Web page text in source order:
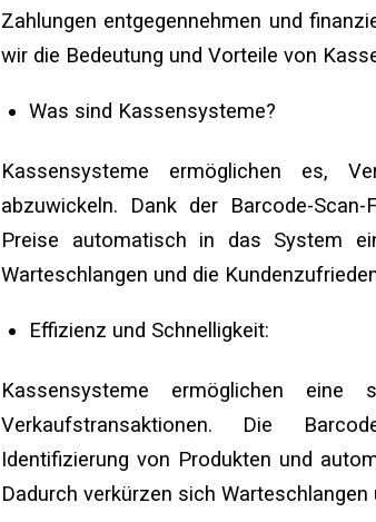
Zahlungen entgegennehmen und
wir die Bedeutung und Vorteile von
Was sind Kassensysteme?
Kassensysteme ermöglichen es,
abzuwickeln. Dank der Barcode-
Preise automatisch in das System
Warteschlangen und die
Effizienz und Schnelligkeit:
Kassensysteme ermöglichen eine
Verkaufstransaktionen. Die
Identifizierung von Produkten und
Dadurch verkürzen sich